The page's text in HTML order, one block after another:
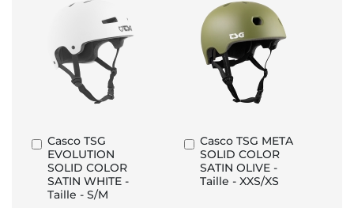
Casco TSG
EVOLUTION
SOLID COLOR
SATIN WHITE -
Taille - S/M
Aggiungi
al
Carrello
Casco TSG META
SOLID COLOR
SATIN OLIVE -
Taille - XXS/XS
Aggiungi
al
Carrello